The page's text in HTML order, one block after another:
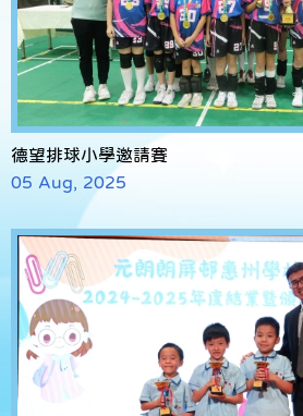
德望排球小學邀請賽
05 Aug, 2025